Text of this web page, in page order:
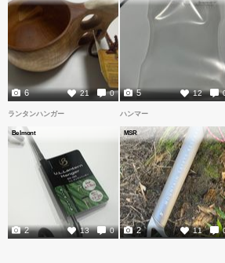
21 0
6 12
5
ランタンハンガー
Belmont
13 0
2
ハンマー
MSR
11
2